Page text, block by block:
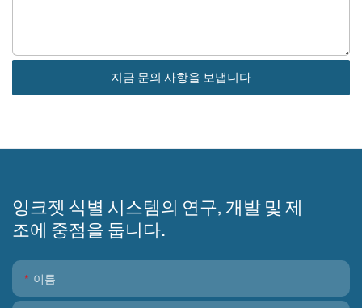
지금 문의 사항을 보냅니다
잉크젯 식별 시스템의 연구, 개발 및 제
조에 중점을 둡니다.
이름